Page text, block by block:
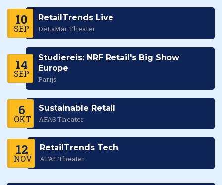
10
SEP
RetailTrends Live
DeLaMar Theater
14
SEP
Studiereis: NRF Retail's Big Show
Europe
Parijs
6
OKT
Sustainable Retail
AFAS Theater
12
NOV
RetailTrends Tech
AFAS Theater